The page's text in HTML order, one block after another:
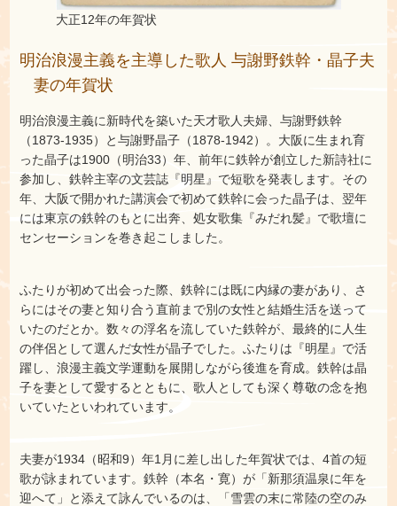
大正12年の年賀状
明治浪漫主義を主導した歌人 与謝野鉄幹・晶子夫
妻の年賀状
明治浪漫主義に新時代を築いた天才歌人夫婦、与謝野鉄幹
（1873‐1935）と与謝野晶子（1878‐1942）。大阪に生まれ育
った晶子は1900（明治33）年、前年に鉄幹が創立した新詩社に
参加し、鉄幹主宰の文芸誌『明星』で短歌を発表します。その
年、大阪で開かれた講演会で初めて鉄幹に会った晶子は、翌年
には東京の鉄幹のもとに出奔、処女歌集『みだれ髪』で歌壇に
センセーションを巻き起こしました。
ふたりが初めて出会った際、鉄幹には既に内縁の妻があり、さ
らにはその妻と知り合う直前まで別の女性と結婚生活を送って
いたのだとか。数々の浮名を流していた鉄幹が、最終的に人生
の伴侶として選んだ女性が晶子でした。ふたりは『明星』で活
躍し、浪漫主義文学運動を展開しながら後進を育成。鉄幹は晶
子を妻として愛するとともに、歌人としても深く尊敬の念を抱
いていたといわれています。
夫妻が1934（昭和9）年1月に差し出した年賀状では、4首の短
歌が詠まれています。鉄幹（本名・寛）が「新那須温泉に年を
迎へて」と添えて詠んでいるのは、「雪雲の末に常陸の空のみ